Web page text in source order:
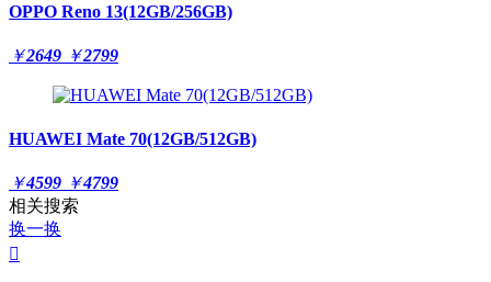
OPPO Reno 13(12GB/256GB)
￥2649 ￥2799
HUAWEI Mate 70(12GB/512GB)
￥4599 ￥4799
相关搜索
换一换
